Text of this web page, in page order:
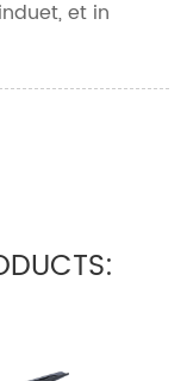
et in